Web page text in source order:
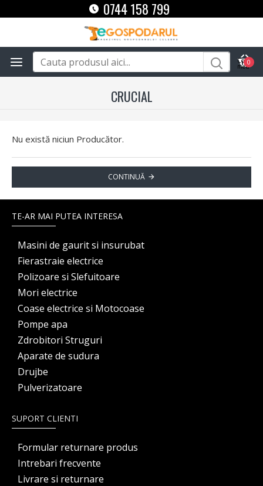
0744 158 799
0
CRUCIAL
Nu există niciun Producător.
CONTINUĂ
TE-AR MAI PUTEA INTERESA
Masini de gaurit si insurubat
Fierastraie electrice
Polizoare si Slefuitoare
Mori electrice
Coase electrice si Motocoase
Pompe apa
Zdrobitori Struguri
Aparate de sudura
Drujbe
Pulverizatoare
SUPORT CLIENTI
Formular returnare produs
Intrebari frecvente
Livrare si returnare